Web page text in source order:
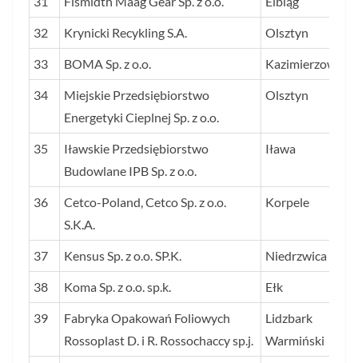
32 Krynicki Recykling S.A. Olsztyn
33 BOMA Sp. z o.o. Kazimierzowo
34
Miejskie Przedsiębiorstwo
Energetyki Cieplnej Sp. z o.o.
Olsztyn
35
Iławskie Przedsiębiorstwo
Budowlane IPB Sp. z o.o.
Iława
36
Cetco-Poland, Cetco Sp. z o.o.
S.K.A.
Korpele
37 Kensus Sp. z o.o. SP.K. Niedrzwica
38 Koma Sp. z o.o. sp.k. Ełk
39
Fabryka Opakowań Foliowych
Rossoplast D. i R. Rossochaccy sp.j.
Lidzbark
Warmiński